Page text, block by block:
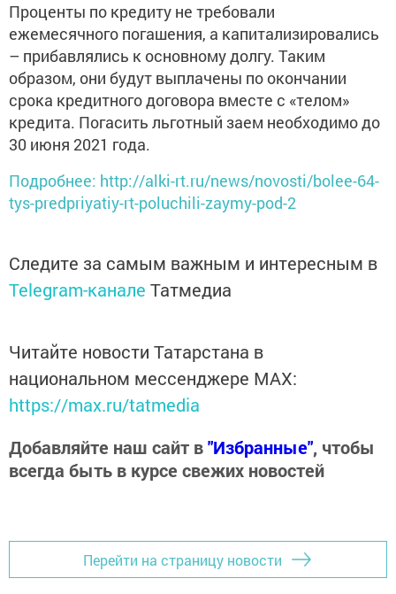
Проценты по кредиту не требовали
ежемесячного погашения, а капитализировались
– прибавлялись к основному долгу. Таким
образом, они будут выплачены по окончании
срока кредитного договора вместе с «телом»
кредита. Погасить льготный заем необходимо до
30 июня 2021 года.
Подробнее: http://alki-rt.ru/news/novosti/bolee-64-
tys-predpriyatiy-rt-poluchili-zaymy-pod-2
Следите за самым важным и интересным в
Telegram-канале Татмедиа
Читайте новости Татарстана в
национальном мессенджере MАХ:
https://max.ru/tatmedia
Добавляйте наш сайт в"Избранные", чтобы
всегда быть в курсе свежих новостей
Перейти на страницу новости